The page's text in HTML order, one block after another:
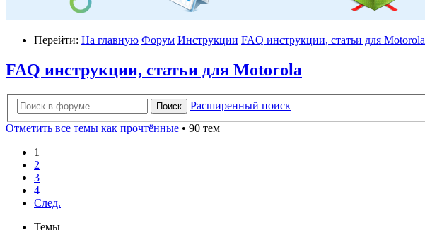
Перейти: На главную Форум Инструкции FAQ инструкции, статьи для Motorola
FAQ инструкции, статьи для Motorola
Поиск
Расширенный поиск
Отметить все темы как прочтённые • 90 тем
1
2
3
4
След.
Темы